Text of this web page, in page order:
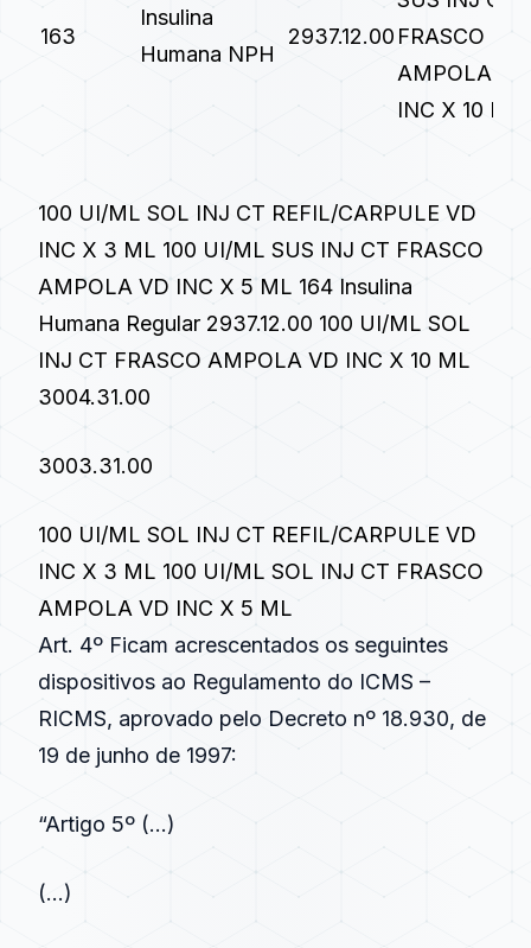
163
Insulina
Humana NPH
2937.12.00 FRASCO
AMPOLA VD
INC X 10 ML
100 UI/ML SOL INJ CT REFIL/CARPULE VD
INC X 3 ML 100 UI/ML SUS INJ CT FRASCO
AMPOLA VD INC X 5 ML 164 Insulina
Humana Regular 2937.12.00 100 UI/ML SOL
INJ CT FRASCO AMPOLA VD INC X 10 ML
3004.31.00
3003.31.00
100 UI/ML SOL INJ CT REFIL/CARPULE VD
INC X 3 ML 100 UI/ML SOL INJ CT FRASCO
AMPOLA VD INC X 5 ML
Art. 4º Ficam acrescentados os seguintes
dispositivos ao Regulamento do ICMS –
RICMS, aprovado pelo Decreto nº 18.930, de
19 de junho de 1997:
“Artigo 5º (…)
(…)